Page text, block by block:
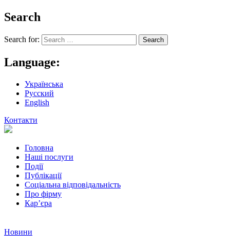
Search
Search for:
Language:
Українська
Русский
English
Контакти
Головна
Наші послуги
Події
Публікації
Соціальна відповідальність
Про фiрму
Кар’єра
Новини